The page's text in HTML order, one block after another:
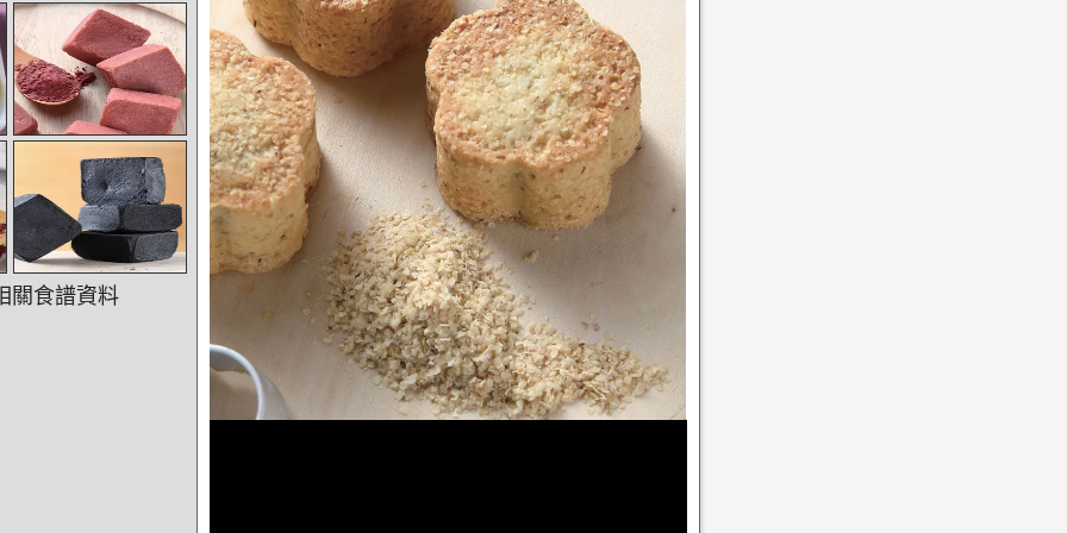
關食譜資料